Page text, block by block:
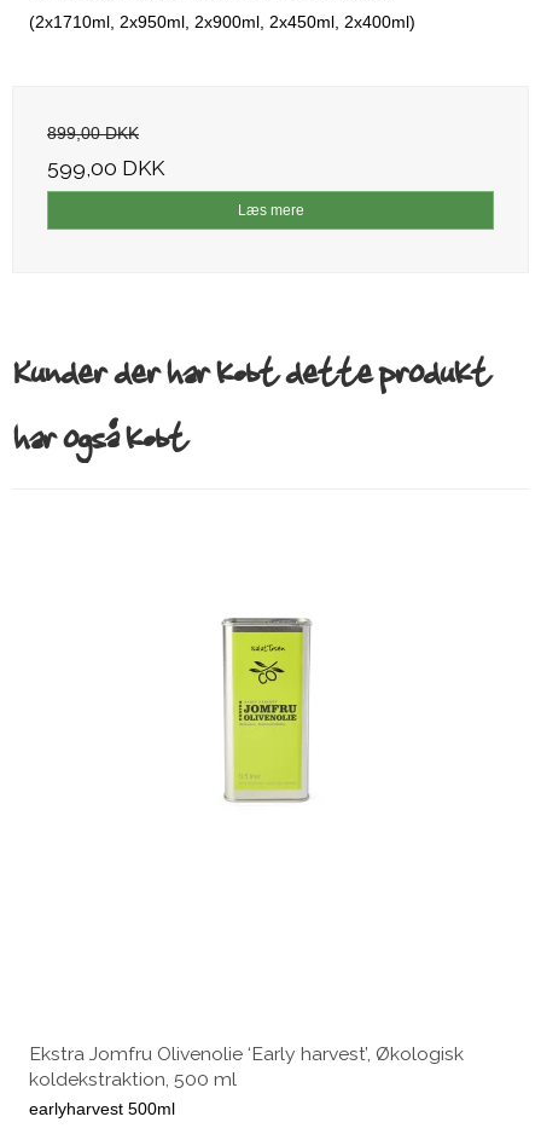
(2x1710ml, 2x950ml, 2x900ml, 2x450ml, 2x400ml)
899,00 DKK
599,00 DKK
Læs mere
Kunder der har købt dette produkt
har også købt
Ekstra Jomfru Olivenolie ‘Early harvest’, Økologisk
koldekstraktion, 500 ml
earlyharvest 500ml